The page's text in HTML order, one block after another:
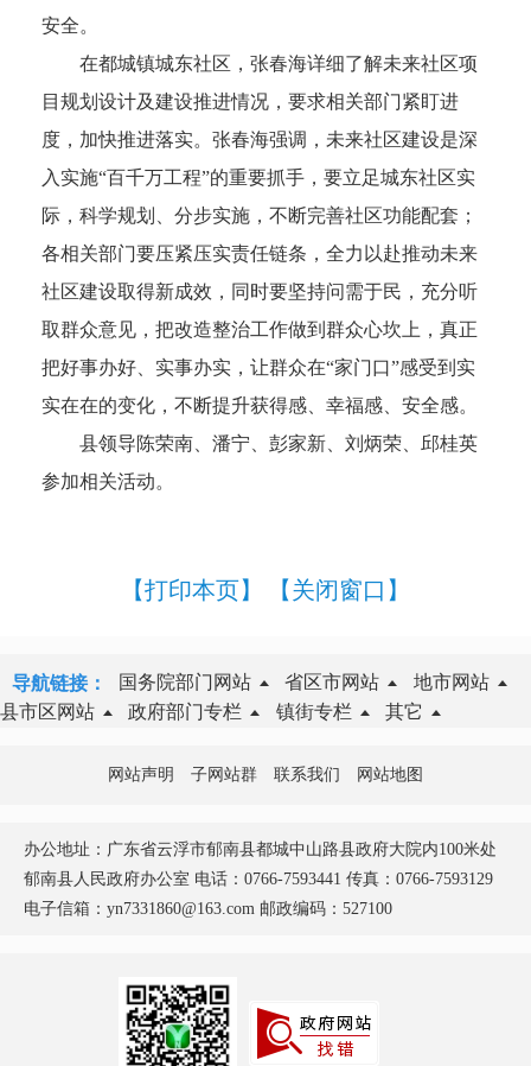
安全。
在都城镇城东社区，张春海详细了解未来社区项
目规划设计及建设推进情况，要求相关部门紧盯进
度，加快推进落实。张春海强调，未来社区建设是深
入实施“百千万工程”的重要抓手，要立足城东社区实
际，科学规划、分步实施，不断完善社区功能配套；
各相关部门要压紧压实责任链条，全力以赴推动未来
社区建设取得新成效，同时要坚持问需于民，充分听
取群众意见，把改造整治工作做到群众心坎上，真正
把好事办好、实事办实，让群众在“家门口”感受到实
实在在的变化，不断提升获得感、幸福感、安全感。
县领导陈荣南、潘宁、彭家新、刘炳荣、邱桂英
参加相关活动。
【打印本页】 【关闭窗口】
导航链接： 国务院部门网站 省区市网站
地市网站
县市区网站
政府部门专栏 镇街专栏 其它
网站声明 子网站群 联系我们 网站地图
办公地址：广东省云浮市郁南县都城中山路县政府大院内100米处
郁南县人民政府办公室 电话：0766-7593441 传真：0766-7593129
电子信箱：yn7331860@163.com 邮政编码：527100